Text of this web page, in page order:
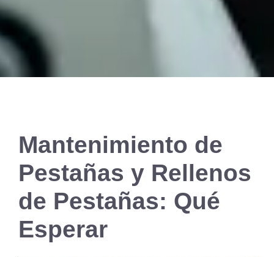
Mantenimiento de
Pestañas y Rellenos
de Pestañas: Qué
Esperar